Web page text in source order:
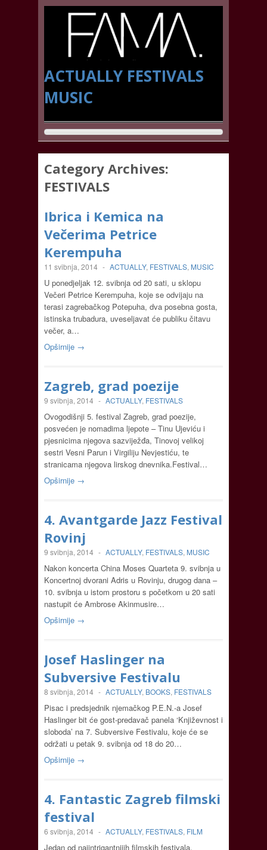
ACTUALLY FESTIVALS
MUSIC
Category Archives:
FESTIVALS
Ibrica i Kemica na
Večerima Petrice
Kerempuha
11 svibnja, 2014 - ACTUALLY, FESTIVALS, MUSIC
U ponedjeljak 12. svibnja od 20 sati, u sklopu
Večeri Petrice Kerempuha, koje se odvijaju na
terasi zagrebačkog Potepuha, dva posebna gosta,
istinska trubadura, uveseljavat će publiku čitavu
večer, a…
Opširnije →
Zagreb, grad poezije
9 svibnja, 2014 - ACTUALLY, FESTIVALS
Ovogodišnji 5. festival Zagreb, grad poezije,
posvećen je nomadima ljepote – Tinu Ujeviću i
pjesnicima njegova sazviježđa, Tinovoj velikoj
sestri Vesni Parun i Virgiliju Nevjestiću, te
stranicama njegova lirskog dnevnika.Festival…
Opširnije →
4. Avantgarde Jazz Festival
Rovinj
9 svibnja, 2014 - ACTUALLY, FESTIVALS, MUSIC
Nakon koncerta China Moses Quarteta 9. svibnja u
Koncertnoj dvorani Adris u Rovinju, drugog dana –
10. svibnja u istom prostoru s početkom u 20 sati
nastupit će Ambrose Akinmusire…
Opširnije →
Josef Haslinger na
Subversive Festivalu
8 svibnja, 2014 - ACTUALLY, BOOKS, FESTIVALS
Pisac i predsjednik njemačkog P.E.N.-a Josef
Haslinger bit će gost-predavač panela ‘Književnost i
sloboda’ na 7. Subversive Festivalu, koje će se
održati u petak 9. svibnja od 18 do 20…
Opširnije →
4. Fantastic Zagreb filmski
festival
6 svibnja, 2014 - ACTUALLY, FESTIVALS, FILM
Jedan od najintrigantnijih filmskih festivala,